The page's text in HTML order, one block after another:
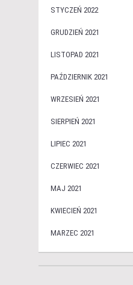
STYCZEŃ 2022
GRUDZIEŃ 2021
LISTOPAD 2021
PAŹDZIERNIK 2021
WRZESIEŃ 2021
SIERPIEŃ 2021
LIPIEC 2021
CZERWIEC 2021
MAJ 2021
KWIECIEŃ 2021
MARZEC 2021